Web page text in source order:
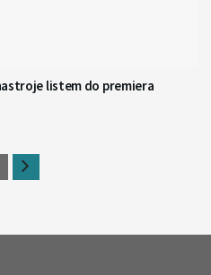
listem do premiera